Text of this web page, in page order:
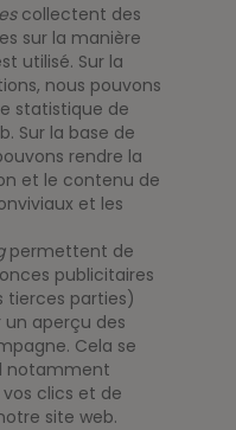
collectent des
sur la manière
utilisé. Sur la
nous pouvons
statistique de
Sur la base de
rendre la
et le contenu de
et les
permettent de
publicitaires
tierces parties)
un aperçu des
Cela se
notamment
clics et de
site web.